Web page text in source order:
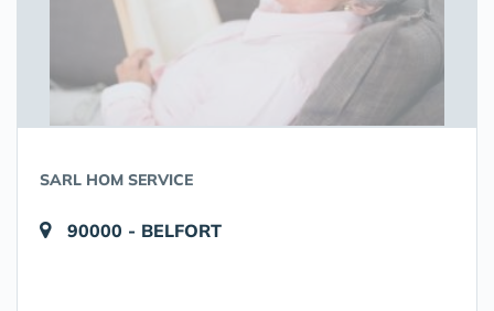
SARL HOM SERVICE
90000 - BELFORT